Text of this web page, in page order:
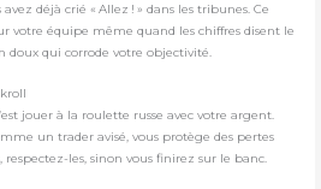
déjà crié « Allez ! » dans les tribunes. Ce
votre équipe même quand les chiffres disent le
doux qui corrode votre objectivité.
jouer à la roulette russe avec votre argent.
un trader avisé, vous protège des pertes
les, sinon vous finirez sur le banc.